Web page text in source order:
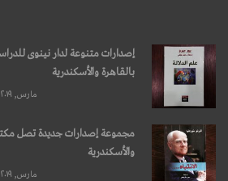
إصدارات متنوعة لدار نينوى
بالقاهرة والأسكندرية
مارس, ۱۲TH, ۲۰۱۹
مجموعة إصدارات جديدة تصل
والأسكندرية
مارس, ۱۲TH, ۲۰۱۹